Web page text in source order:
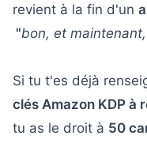
revient à la fin d'un
"bon, et
Si tu t'es déjà
clés Amazon KDP à
tu as le droit à 50